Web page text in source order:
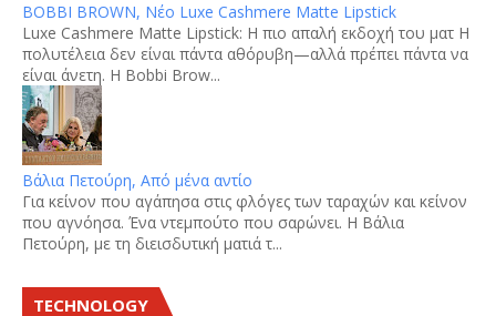
BOBBI BROWN, Νέο Luxe Cashmere Matte Lipstick
Luxe Cashmere Matte Lipstick: Η πιο απαλή εκδοχή του ματ Η
πολυτέλεια δεν είναι πάντα αθόρυβη—αλλά πρέπει πάντα να
είναι άνετη. Η Bobbi Brow...
Βάλια Πετούρη, Από μένα αντίο
Για κείνον που αγάπησα στις φλόγες των ταραχών και κείνον
που αγνόησα. Ένα ντεμπούτο που σαρώνει. Η Βάλια
Πετούρη, με τη διεισδυτική ματιά τ...
TECHNOLOGY